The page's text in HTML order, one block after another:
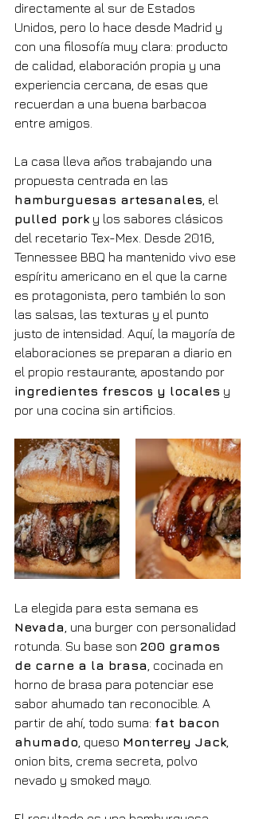
directamente al sur de Estados
Unidos, pero lo hace desde Madrid y
con una filosofía muy clara: producto
de calidad, elaboración propia y una
experiencia cercana, de esas que
recuerdan a una buena barbacoa
entre amigos.
La casa lleva años trabajando una
propuesta centrada en las
hamburguesas artesanales , el
pulled pork y los sabores clásicos
del recetario Tex-Mex. Desde 2016,
Tennessee BBQ ha mantenido vivo ese
espíritu americano en el que la carne
es protagonista, pero también lo son
las salsas, las texturas y el punto
justo de intensidad. Aquí, la mayoría de
elaboraciones se preparan a diario en
el propio restaurante, apostando por
ingredientes frescos y locales y
por una cocina sin artificios.
La elegida para esta semana es
Nevada , una burger con personalidad
rotunda. Su base son 200 gramos
de carne a la brasa , cocinada en
horno de brasa para potenciar ese
sabor ahumado tan reconocible. A
partir de ahí, todo suma: fat bacon
ahumado , queso Monterrey Jack
onion bits, crema secreta, polvo
nevado y smoked mayo.